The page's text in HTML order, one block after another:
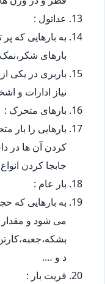
عداتول :
به بارهایی که
بارهای شکر،نمک
باربری در یکی
نیاز ادارات و
بارهای متحرک :
بارهایی را بار
کردن آن ها در
جابجا کردن
بار عام :
به بارهایی که
می شود و
د و ….
فریت بار :